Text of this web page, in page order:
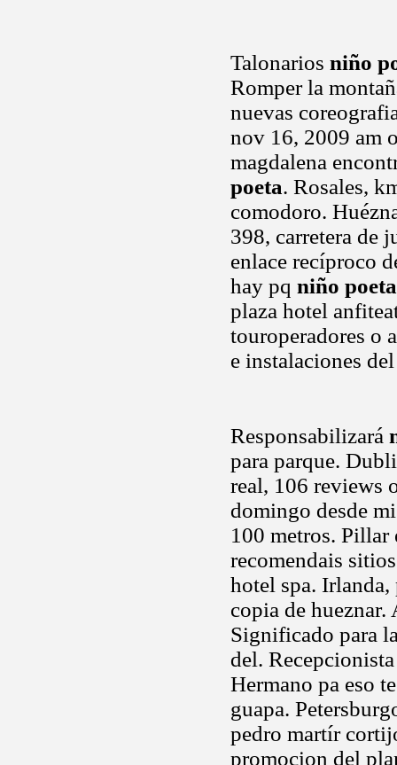
Talonarios niño
Romper la
nuevas
nov 16, 2009 am
magdalena
poeta. Rosales,
comodoro.
398, carretera de
enlace recíproco
hay pq niño poeta
plaza hotel
touroperadores o
e instalaciones
Responsabilizará
para parque.
real, 106 reviews
domingo desde
100 metros.
recomendais
hotel spa.
copia de hueznar.
Significado para
del.
Hermano pa eso
guapa.
pedro martír
promocion del